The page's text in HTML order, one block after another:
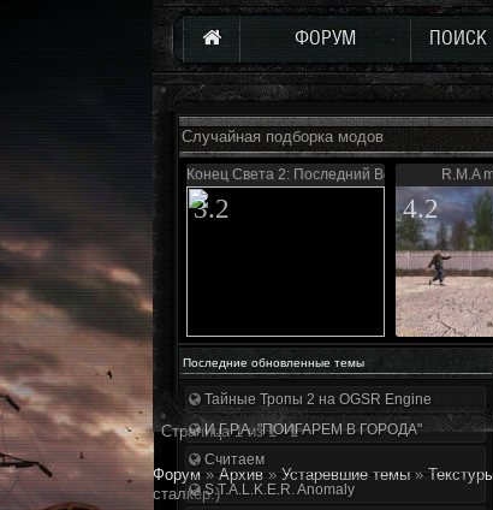
ФОРУМ ПОИСК
Случайная подборка модов
Конец Света 2: Последний Восход
3.2
R.M.A
4.2
Последние обновленные темы
Тайные Тропы 2 на OGSR Engine
И.Г.Р.А. "ПОИГАРЕМ В ГОРОДА"
Считаем
S.T.A.L.K.E.R. Anomaly
Страница1из1 1
Форум » Архив » Устаревшие темы »
сталкер.)